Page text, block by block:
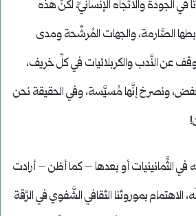
في الجودة والاتجاه الإنسانيِّ، لكنَّ هذه
الصَّارمة، والجهات المُرشِّحة ومدى
عن النَّدب والكربلائيات في كلِّ خريف،
ونصرخ إنَّها مُسيَّسة، وفي الحقيقة نحن
في الثَّمانينيات أو بعدها – كما أظن – أرادت
الاهتمام بموروثنا الثقافي الشَّفوي في الرَّقة